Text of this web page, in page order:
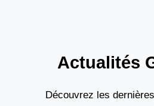
Actualités
Découvrez les